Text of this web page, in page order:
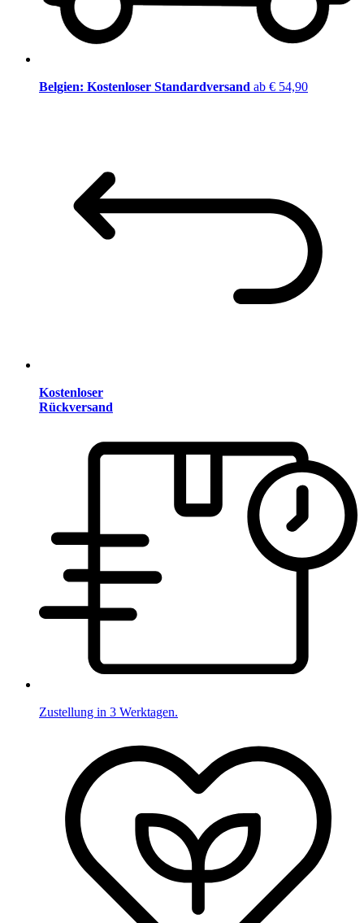
Belgien: Kostenloser Standardversand ab € 54,90
Kostenloser
Rückversand
Zustellung in 3 Werktagen.